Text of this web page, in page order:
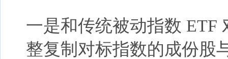
一是和传统被动指数 ETF
整复制对标指数的成份股